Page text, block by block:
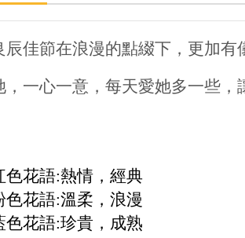
辰佳節在浪漫的點綴下，更加
，一心一意，每天愛她多一些，
色花語:熱情，經典
色花語:溫柔，浪漫
色花語:珍貴，成熟